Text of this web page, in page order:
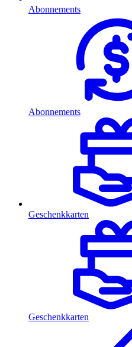
Abonnements
Abonnements
Geschenkkarten
Geschenkkarten